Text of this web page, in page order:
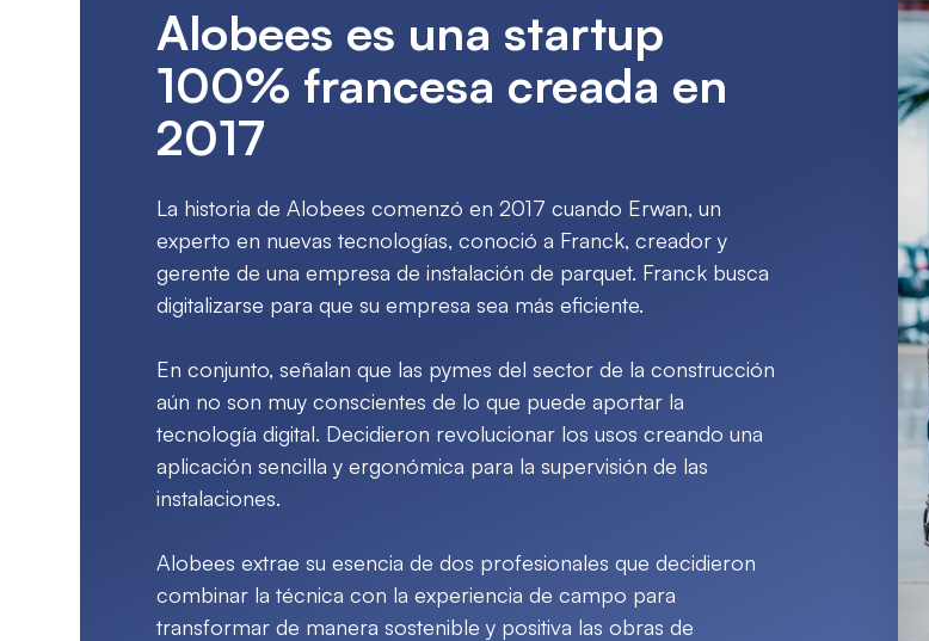
Alobees es una startup
100% francesa creada en
2017
La historia de Alobees comenzó en 2017 cuando Erwan, un
experto en nuevas tecnologías, conoció a Franck, creador y
gerente de una empresa de instalación de parquet. Franck busca
digitalizarse para que su empresa sea más eficiente.
En conjunto, señalan que las pymes del sector de la construcción
aún no son muy conscientes de lo que puede aportar la
tecnología digital. Decidieron revolucionar los usos creando una
aplicación sencilla y ergonómica para la supervisión de las
instalaciones.
Alobees extrae su esencia de dos profesionales que decidieron
combinar la técnica con la experiencia de campo para
transformar de manera sostenible y positiva las obras de